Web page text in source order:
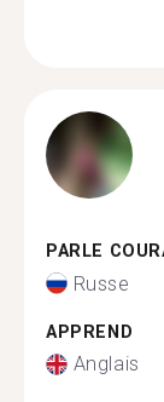
PARLE
Russe
APPREND
Anglais